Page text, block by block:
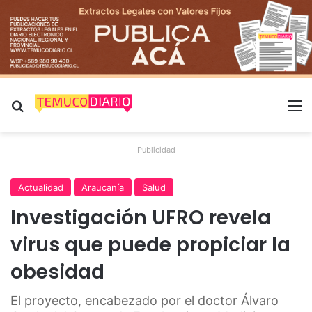
Buscar por
Publicidad
Actualidad Araucanía Salud
Investigación UFRO revela
virus que puede propiciar la
obesidad
El proyecto, encabezado por el doctor Álvaro